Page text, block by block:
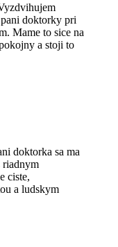
doktorky pri
Mame to sice na
a stoji to
doktorka sa ma
riadnym
ciste,
a ludskym